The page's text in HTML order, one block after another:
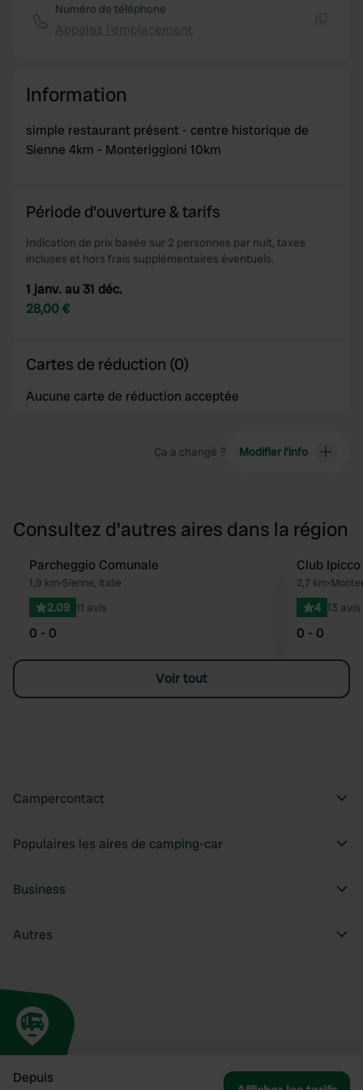
Depuis
Numéro de téléphone
Information
simple restaurant présent - centre historique de
Sienne 4km - Monteriggioni 10km
Période d'ouverture & tarifs
Indication de prix basée sur 2 personnes par nuit, taxes
incluses et hors frais supplémentaires éventuels.
1 janv. au 31 déc.
28,00 €
Cartes de réduction (0)
Aucune carte de réduction acceptée
Ça a changé ? Modifier l’info
Consultez d'autres aires dans la région
Préféré
Parcheggio Comunale
1,9 km•Sienne, Italie
2.09 11 avis
0 - 0
Club
2,7 km•
4 13 avis
0 - 0
Voir tout
Campercontact
Populaires les aires de camping-car
Business
Autres